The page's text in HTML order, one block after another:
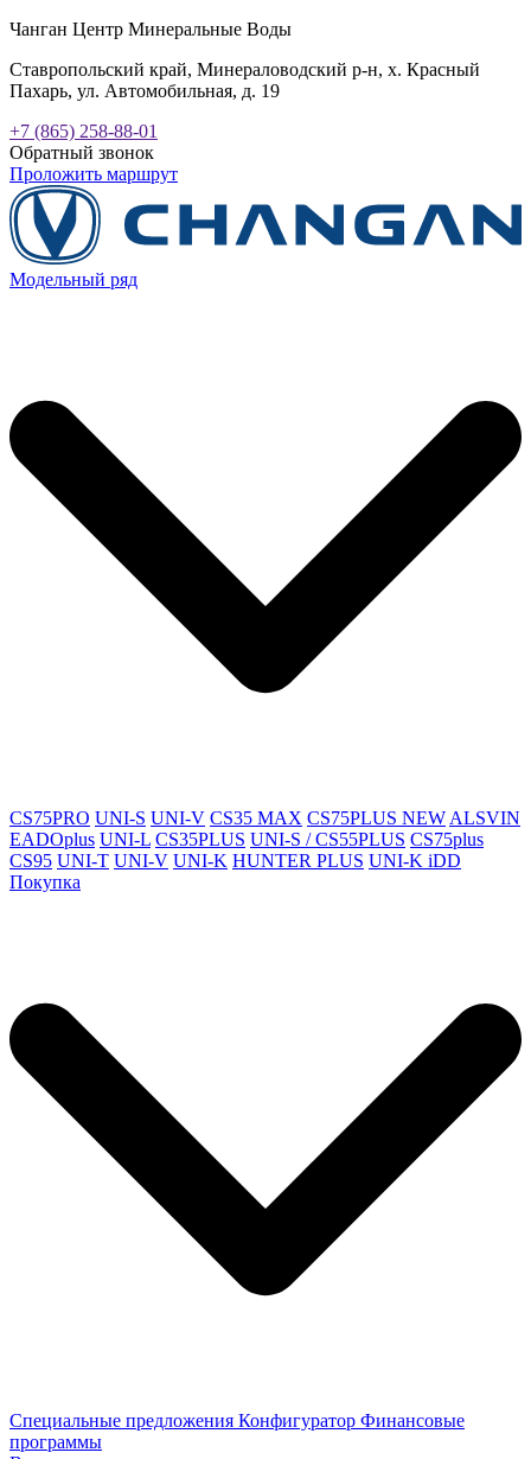
Чанган Центр Минеральные Воды
Ставропольский край, Минераловодский р-н, х. Красный
Пахарь, ул. Автомобильная, д. 19
+7 (865) 258-88-01
Обратный звонок
Проложить маршрут
Модельный ряд
CS75PRO UNI-S UNI-V CS35 MAX CS75PLUS NEW ALSVIN
EADOplus UNI-L CS35PLUS UNI-S / CS55PLUS CS75plus
CS95 UNI-T UNI-V UNI-K HUNTER PLUS UNI-K iDD
Покупка
Специальные предложения Конфигуратор Финансовые
программы